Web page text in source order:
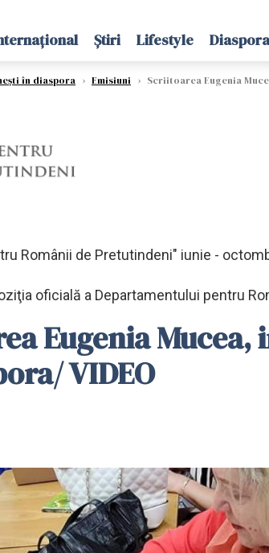
Știri Lifestyle
în diaspora › Emisiuni › Scriitoarea Eugenia
Românii de Pretutindeni" iunie -
oficială a Departamentului pentru
Eugenia
VIDEO